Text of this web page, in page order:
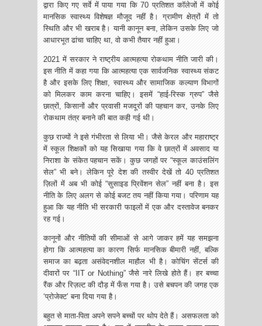
द्वारा किए गए सर्वे में पाया गया कि 70 प्रतिशत कॉलेजों में कोई
मानसिक स्वास्थ्य विशेषज्ञ मौजूद नहीं है। ग्रामीण क्षेत्रों में तो
स्थिति और भी खराब है। यानी कानून बना, लेकिन उसके लिए जो
आधारभूत ढांचा चाहिए था, वो कभी तैयार नहीं हुआ।
2021 में सरकार ने राष्ट्रीय आत्महत्या रोकथाम नीति जारी की।
इस नीति में कहा गया कि आत्महत्या एक सार्वजनिक स्वास्थ्य संकट
है और इसके लिए शिक्षा, स्वास्थ्य और सामाजिक कल्याण विभागों
को मिलकर काम करना चाहिए। इसमें “हाई-रिस्क ग्रुप” जैसे
छात्रों, किसानों और प्रवासी मजदूरों की पहचान कर, उनके लिए
रोकथाम तंत्र बनाने की बात कही गई थी।
कुछ राज्यों ने इसे गंभीरता से लिया भी। जैसे केरल और महाराष्ट्र
में स्कूल शिक्षकों को यह सिखाया गया कि वे छात्रों में अवसाद या
निराशा के संकेत पहचान सकें। कुछ जगहों पर “स्कूल काउंसलिंग
सेल” भी बने। लेकिन पूरे देश की तस्वीर देखें तो 40 प्रतिशत
ज़िलों में अब भी कोई “सुसाइड प्रिवेंशन सेल” नहीं बना है। इस
नीति के लिए अलग से कोई बजट तय नहीं किया गया। परिणाम यह
हुआ कि यह नीति भी सरकारी फाइलों में एक और दस्तावेज बनकर
रह गई।
कानूनों और नीतियों की सीमाओं से आगे जाकर हमें यह समझना
होगा कि आत्महत्या का कारण सिर्फ मानसिक बीमारी नहीं, बल्कि
समाज का बढ़ता असंवेदनशील माहौल भी है। कोचिंग सेंटर्स की
दीवारों पर “IIT or Nothing” जैसे नारे लिखे होते हैं। हर बच्चा
रैंक और रिज़ल्ट की दौड़ में फँस गया है। उसे बचपन की जगह एक
‘प्रोजेक्ट’ बना दिया गया है।
बहुत से माता-पिता अपने सपने बच्चों पर थोप देते हैं। असफलता को